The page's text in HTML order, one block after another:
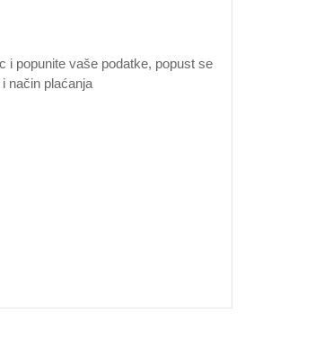
i popunite vaše podatke, popust se
način plaćanja